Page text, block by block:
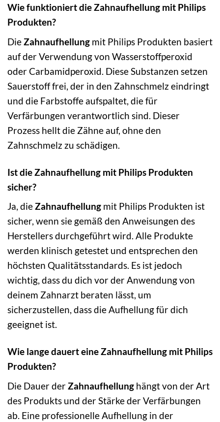
Wie funktioniert die Zahnaufhellung mit Philips
Produkten?
DieZahnaufhellung mit Philips Produkten basiert
auf der Verwendung von Wasserstoffperoxid
oder Carbamidperoxid. Diese Substanzen setzen
Sauerstoff frei, der in den Zahnschmelz eindringt
und die Farbstoffe aufspaltet, die für
Verfärbungen verantwortlich sind. Dieser
Prozess hellt die Zähne auf, ohne den
Zahnschmelz zu schädigen.
Ist die Zahnaufhellung mit Philips Produkten
sicher?
Ja, dieZahnaufhellung mit Philips Produkten ist
sicher, wenn sie gemäß den Anweisungen des
Herstellers durchgeführt wird. Alle Produkte
werden klinisch getestet und entsprechen den
höchsten Qualitätsstandards. Es ist jedoch
wichtig, dass du dich vor der Anwendung von
deinem Zahnarzt beraten lässt, um
sicherzustellen, dass die Aufhellung für dich
geeignet ist.
Wie lange dauert eine Zahnaufhellung mit Philips
Produkten?
Die Dauer derZahnaufhellung hängt von der Art
des Produkts und der Stärke der Verfärbungen
ab. Eine professionelle Aufhellung in der